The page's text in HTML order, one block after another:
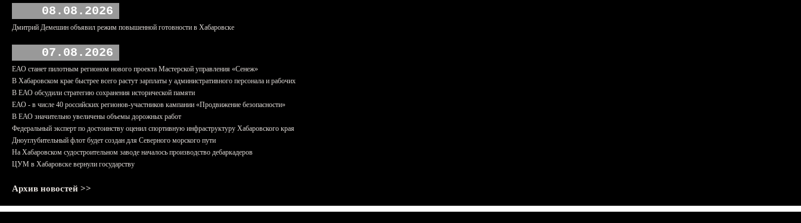
08.08.2026
Дмитрий Демешин объявил режим повышенной готовности в Хабаровске
07.08.2026
ЕАО станет пилотным регионом нового проекта Мастерской управления «Сенеж»
В Хабаровском крае быстрее всего растут зарплаты у административного персонала и рабочих
В ЕАО обсудили стратегию сохранения исторической памяти
ЕАО - в числе 40 российских регионов-участников кампании «Продвижение безопасности»
В ЕАО значительно увеличены объемы дорожных работ
Федеральный эксперт по достоинству оценил спортивную инфраструктуру Хабаровского края
Дноуглубительный флот будет создан для Северного морского пути
На Хабаровском судостроительном заводе началось производство дебаркадеров
ЦУМ в Хабаровске вернули государству
Архив новостей >>